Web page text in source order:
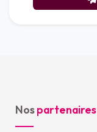
Nospartenaires